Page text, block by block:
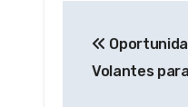
de
Volantes